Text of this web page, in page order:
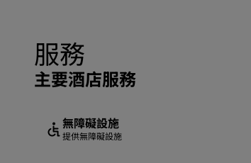
服務
主要酒店服務
無障礙設施
提供無障礙設施